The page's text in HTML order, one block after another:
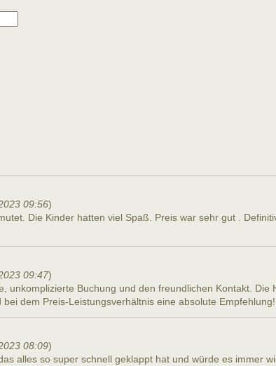
09:56)
Die Kinder hatten viel Spaß. Preis war sehr gut .
09:47)
unkomplizierte Buchung und den freundlichen Kontakt. Die
dem Preis-Leistungsverhältnis eine absolute Empfehlung!
08:09)
alles so super schnell geklappt hat und würde es immer